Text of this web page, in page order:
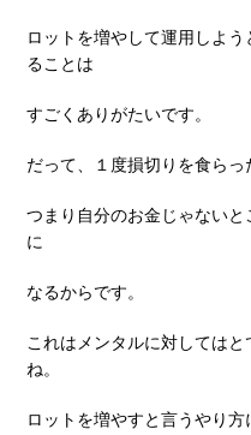
ロットを増やして運⽤しよ
ることは
すごくありがたいです。
だって、１度損切りを⾷らっ
つまり⾃分のお⾦じゃない
に
なるからです。
これはメンタルに対しては
ね。
ロットを増やすと⾔うやり